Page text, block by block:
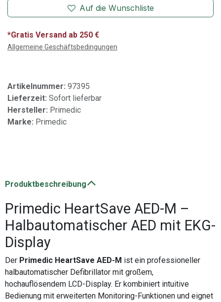
Auf die Wunschliste
*Gratis Versand ab 250 €
Allgemeine Geschäftsbedingungen
Artikelnummer: 97395
Lieferzeit: Sofort lieferbar
Hersteller: Primedic
Marke: Primedic
Produktbeschreibung
Primedic HeartSave AED-M –
Halbautomatischer AED mit EKG-
Display
Der Primedic HeartSave AED-M ist ein professioneller
halbautomatischer Defibrillator mit großem,
hochauflösendem LCD-Display. Er kombiniert intuitive
Bedienung mit erweiterten Monitoring-Funktionen und eignet